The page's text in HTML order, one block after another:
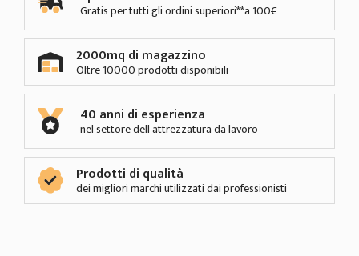
Gratis per tutti gli ordini superiori**a 100€
2000mq di magazzino
Oltre 10000 prodotti disponibili
40 anni di esperienza
nel settore dell'attrezzatura da lavoro
Prodotti di qualità
dei migliori marchi utilizzati dai professionisti